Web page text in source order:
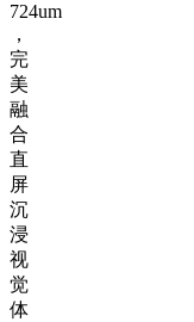
724um
，
完
美
融
合
直
屏
沉
浸
视
觉
体